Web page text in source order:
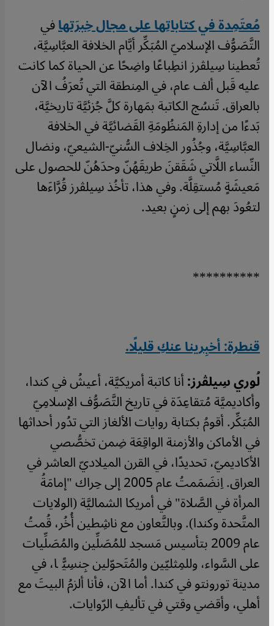
مُعتَمِدة في كتاباتِها على مجال خِبرَتهافي
التَّصَوُّف الإسلاميّ المُبَكِّر أيَّام الخلافة العبَّاسِيَّة،
تُعطينا سِيلڤرز انطِباعًا واضِحًا عن الحياة كما كانت
عليه قَبل ألف عام، في المِنطقة التي تُعرَفُ الآن
بالعراق. تَنسُج الكاتبة بمَهارة كلَّ جُزئيَّة تاريخيَّة،
بَدءًا من إدارةِ المَنظُومَةِ القَضائيَّة في الخلافة
العبَّاسِيَّة، وجُذُور الخِلاف السُّنيّ-الشيعيّ، ونضال
النِّساء اللَّاتي شَقَقنَ طريقَهُنّ وحدَهُنّ للحصول على
مَعيشَةٍ مُستقِلَّة. وفي هذا، تأخُذ سِيلڤرز قُرَّاءَها
لتعُودَ بهم إلى زمنٍ بعيد.
**********
قنطرة: أخبِرينا عنكِ قليلًا.
لُوري سِيلڤرز:أنا كاتبة أمريكيَّة، أعيشُ في كندا،
وأكاديميَّة مُتقاعِدَة في تاريخ التَّصَوُّف الإسلامِيّ
المُبَكِّر. أقومُ بكتابة روايات الألغاز التي تدُور أحداثها
في الأماكن والأزمنة الواقِعَة ضِمن تخصُّصي
الأكاديميّ، تحديدًا، في القرن الميلاديّ العاشر في
العراق. اِنضَمَمتُ عام 2005 إلى حِراك "إمامَةُ
المرأة في الصَّلاة" في أمريكا الشماليَّة (الولايات
المتَّحدة وكندا). وبالتَّعاون مع ناشِطين أُخُر، قُمتُ
عام 2009 بتأسيس مَسجد للمُصَلِّين والمُصَلِّيات
على السَّواء، وللمِثليّين والمُتَحوّلين جِنسِيًّا، في
مدينة تورونتو في كندا. أما الآن، فأنا ألزمُ البيتَ مع
أهلي، وأقضي وقتي في تأليفِ الرّوايات.